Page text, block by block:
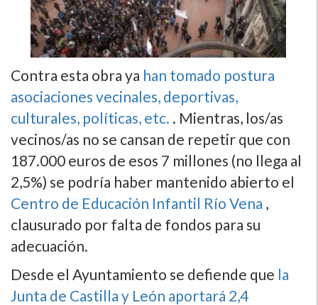
Contra esta obra ya han tomado postura
asociaciones vecinales, deportivas,
culturales, polí­ticas, etc. . Mientras, los/as
vecinos/as no se cansan de repetir que con
187.000 euros de esos 7 millones (no llega al
2,5%) se podrí­a haber mantenido abierto el
Centro de Educación Infantil Rí­o Vena ,
clausurado por falta de fondos para su
adecuación.
Desde el Ayuntamiento se defiende que la
Junta de Castilla y León aportará 2,4